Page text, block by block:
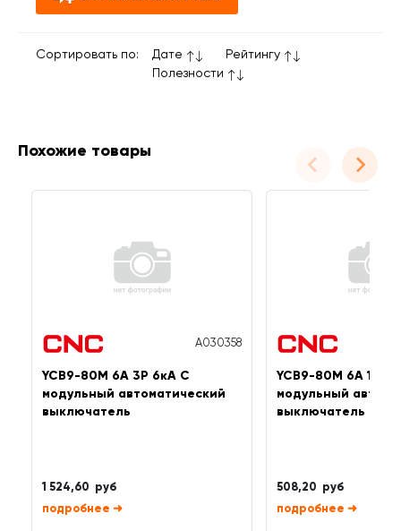
Сортировать по: Дате
Рейтингу
Полезности
Похожие товары
A030358
YCB9-80M 6А 3P 6кА C
модульный автоматический
выключатель
1 524,60 руб
➜
YCB9-80M 6А 1P
модульный
выключатель
508,20 руб
➜